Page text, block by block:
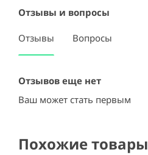
Отзывы и вопросы
Отзывы Вопросы
Отзывов еще нет
Ваш может стать первым
Похожие товары